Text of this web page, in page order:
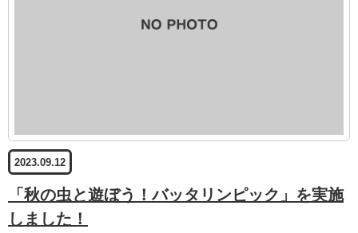
2023.09.12
「秋の虫と遊ぼう！バッタリンピック」を実施
しました！